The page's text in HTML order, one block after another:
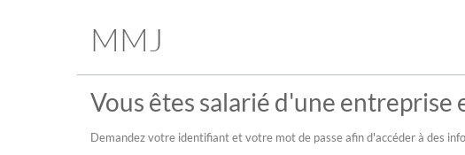
MMJ
Vous êtes salarié d'une entreprise
Demandez votre identifiant et votre mot de passe afin d'accéder à des